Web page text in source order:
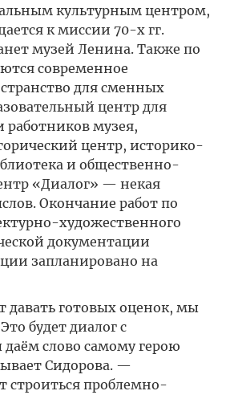
культурным центром,
к миссии 70-х гг.
музей Ленина. Также по
современное
для сменных
центр для
работников музея,
центр, историко-
и общественно-
«Диалог» — некая
Окончание работ по
художественного
документации
запланировано на
давать готовых оценок, мы
будет диалог с
слово самому герою
Сидорова. —
строиться проблемно-